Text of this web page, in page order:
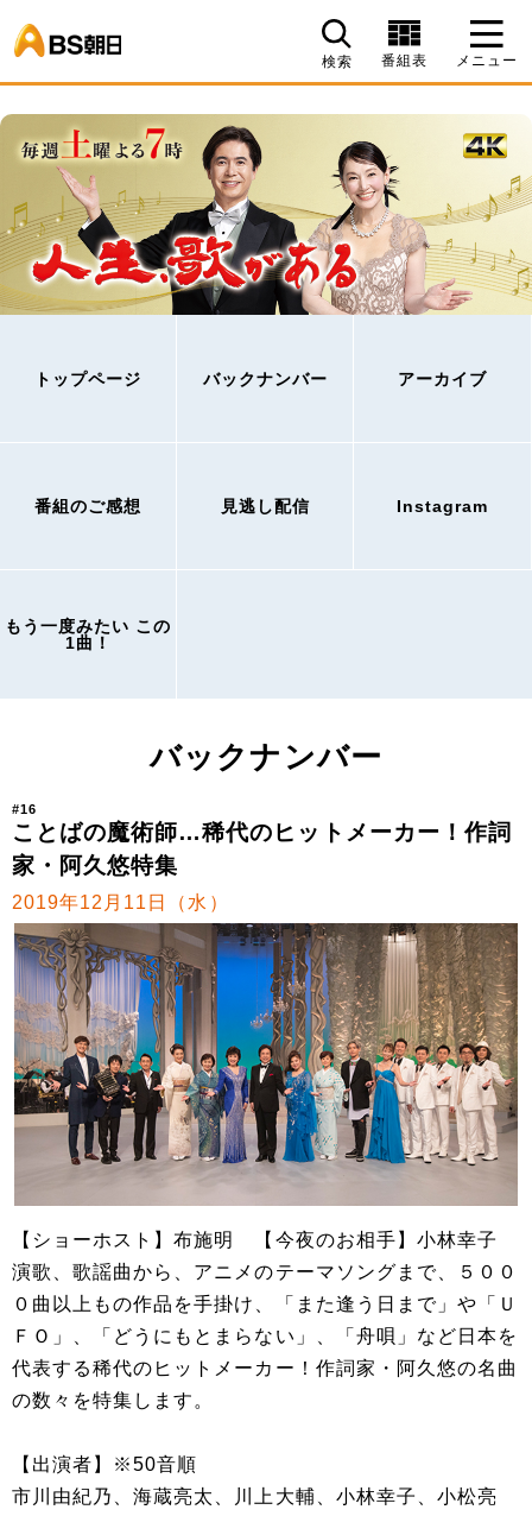
検索 番組表 メニュー
トップページ バックナンバー アーカイブ
番組のご感想 見逃し配信 Instagram
もう一度みたい この
1曲！
バックナンバー
#16
ことばの魔術師…稀代のヒットメーカー！作詞
家・阿久悠特集
2019年12月11日（水）
【ショーホスト】布施明 【今夜のお相手】小林幸子
演歌、歌謡曲から、アニメのテーマソングまで、５００
０曲以上もの作品を手掛け、「また逢う日まで」や「Ｕ
ＦＯ」、「どうにもとまらない」、「舟唄」など日本を
代表する稀代のヒットメーカー！作詞家・阿久悠の名曲
の数々を特集します。
【出演者】※50音順
市川由紀乃、海蔵亮太、川上大輔、小林幸子、小松亮